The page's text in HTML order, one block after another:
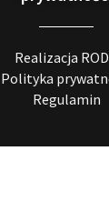
Realizacja
Polityka
Regulamin